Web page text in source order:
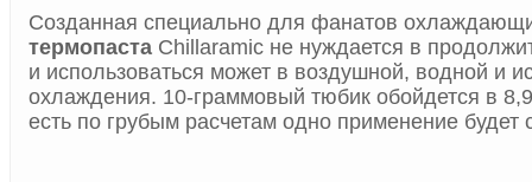
Созданная специально для фанатов
термопаста Chillaramic не нуждается в
и использоваться может в воздушной, водной и
охлаждения. 10-граммовый тюбик обойдется в
есть по грубым расчетам одно применение будет